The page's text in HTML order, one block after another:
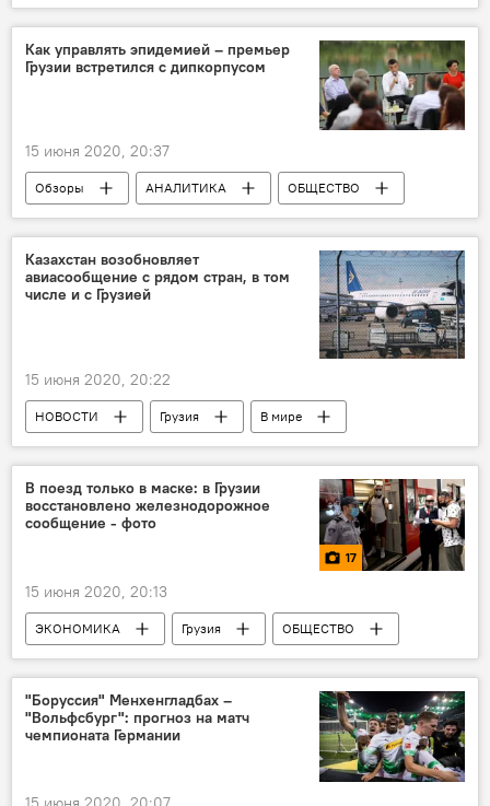
Радио
Грузия
ПОЛИТИКА
Поправки в Конституцию
Как управлять эпидемией – премьер
Грузии встретился с дипкорпусом
15 июня 2020, 20:37
Обзоры АНАЛИТИКА
ОБЩЕСТВО
Грузия
ЭКОНОМИКА
ПОЛИТИКА
Коронавирус COVID-19
Георгий Гахария
Казахстан возобновляет
авиасообщение с рядом стран, в том
числе и с Грузией
15 июня 2020, 20:22
НОВОСТИ Грузия
В мире
ЭКОНОМИКА
Полеты при пандемии – авиарейсы из Грузии
В поезд только в маске: в Грузии
восстановлено железнодорожное
сообщение - фото
17
15 июня 2020, 20:13
ЭКОНОМИКА Грузия
ОБЩЕСТВО
ТУРИЗМ
Фотоленты
Мультимедиа
фотография
новости в фотографиях
Коронавирус COVID-19
"Боруссия" Менхенгладбах –
"Вольфсбург": прогноз на матч
чемпионата Германии